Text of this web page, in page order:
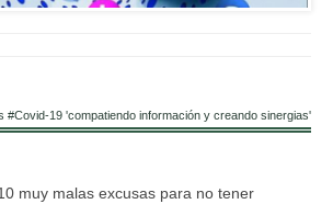
#Covid-19 'compatiendo información y creando sinergias'
muy malas excusas para no tener